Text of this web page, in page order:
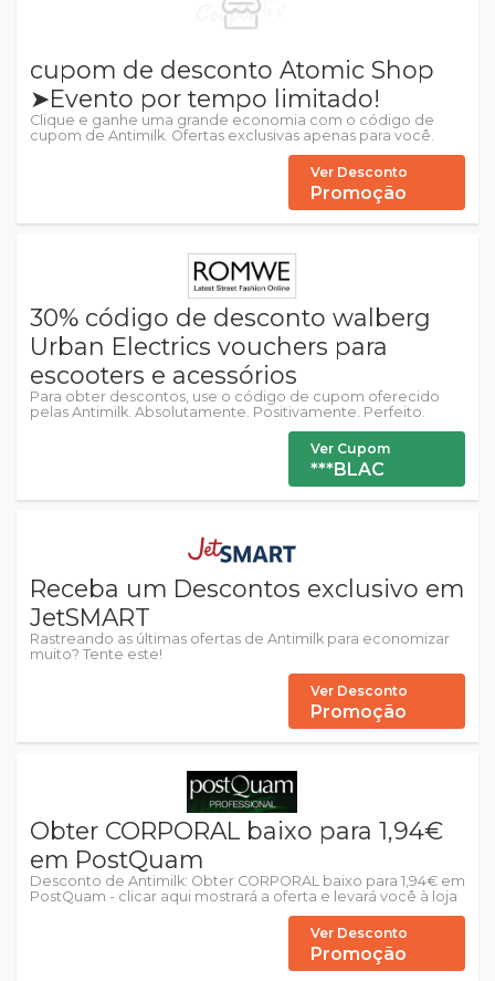
cupom de desconto Atomic Shop
➤Evento por tempo limitado!
Clique e ganhe uma grande economia com o código de
cupom de Antimilk. Ofertas exclusivas apenas para você.
Ver Desconto
Promoção
30% código de desconto walberg
Urban Electrics vouchers para
escooters e acessórios
Para obter descontos, use o código de cupom oferecido
pelas Antimilk. Absolutamente. Positivamente. Perfeito.
Ver Cupom
***BLAC
Receba um Descontos exclusivo em
JetSMART
Rastreando as últimas ofertas de Antimilk para economizar
muito? Tente este!
Ver Desconto
Promoção
Obter CORPORAL baixo para 1,94€
em PostQuam
Desconto de Antimilk: Obter CORPORAL baixo para 1,94€ em
PostQuam - clicar aqui mostrará a oferta e levará você à loja
Ver Desconto
Promoção